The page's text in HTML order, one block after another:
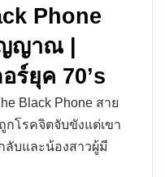
Phone
ญาณ |
ร์ยุค 70’s
Black Phone สาย
โรคจิตจับขังแต่เขา
ลับและน้องสาวผู้มี